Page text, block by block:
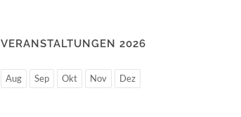
VERANSTALTUNGEN 2026
Aug Sep Okt Nov Dez